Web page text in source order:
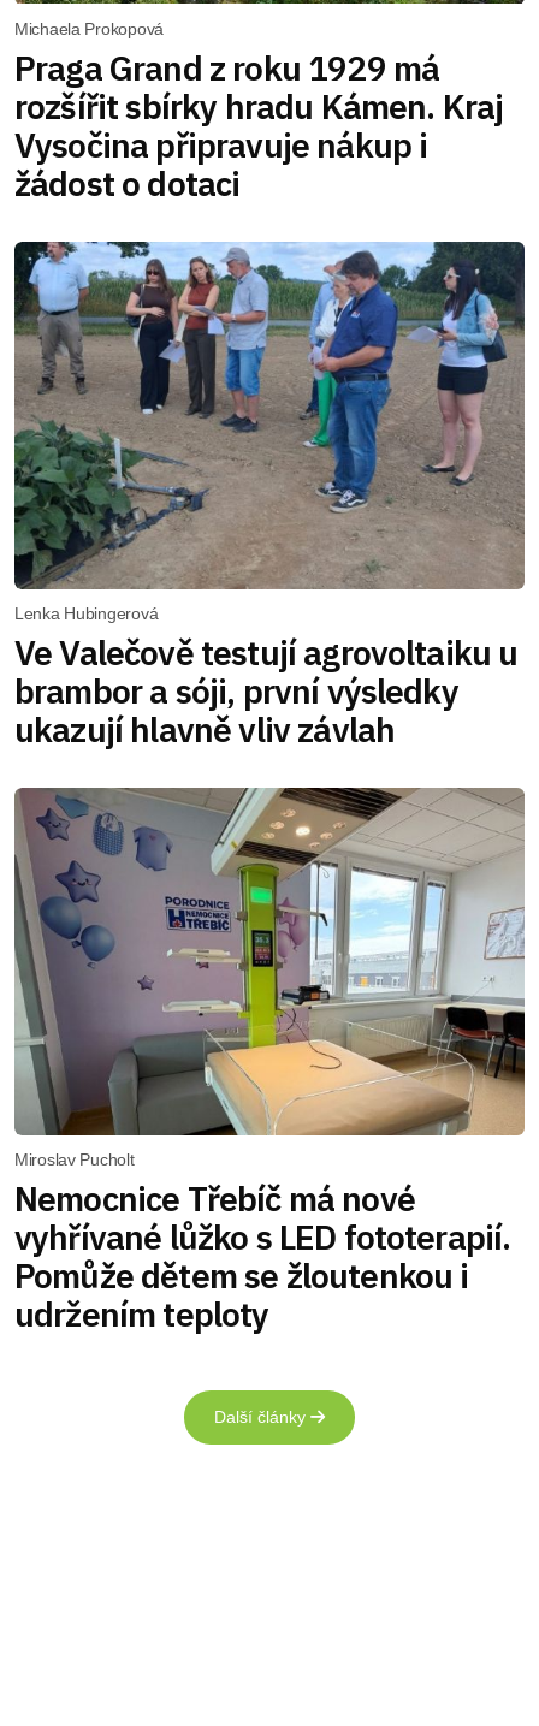
Michaela Prokopová
Praga Grand z roku 1929 má
rozšířit sbírky hradu Kámen. Kraj
Vysočina připravuje nákup i
žádost o dotaci
Lenka Hubingerová
Ve Valečově testují agrovoltaiku u
brambor a sóji, první výsledky
ukazují hlavně vliv závlah
Miroslav Pucholt
Nemocnice Třebíč má nové
vyhřívané lůžko s LED fototerapií.
Pomůže dětem se žloutenkou i
udržením teploty
Další články